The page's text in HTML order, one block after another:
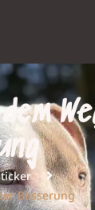
Besserung